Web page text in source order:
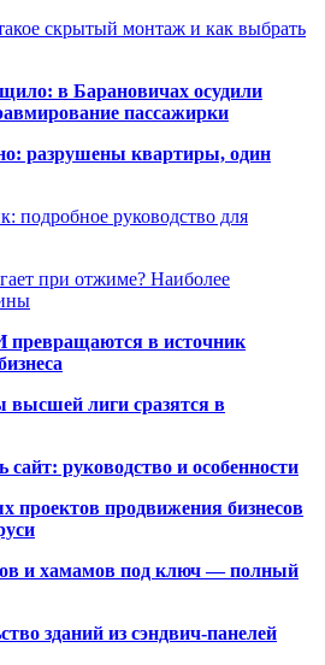
скрытый монтаж и как выбрать
в Барановичах осудили
пассажирки
разрушены квартиры, один
подробное руководство для
при отжиме? Наиболее
в источник
лиги сразятся в
руководство и особенности
проектов продвижения бизнесов
и хамамов под ключ — полный
зданий из сэндвич-панелей